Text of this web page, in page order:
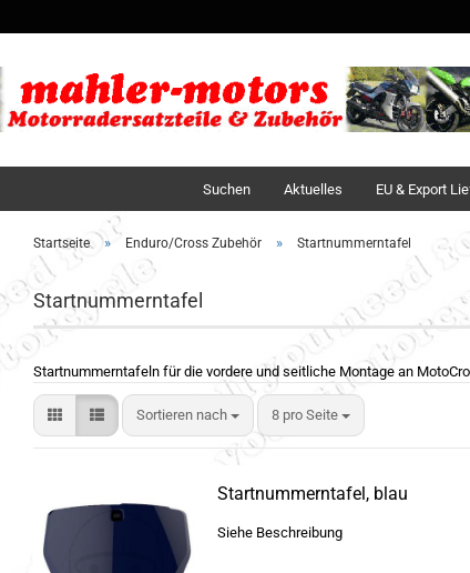
Suchen Aktuelles EU & Export
Startseite » Enduro/Cross Zubehör » Startnummerntafel
Startnummerntafel
Startnummerntafeln für die vordere und seitliche Montage an
Sortieren nach 8 pro Seite
Startnummerntafel, blau
Siehe Beschreibung